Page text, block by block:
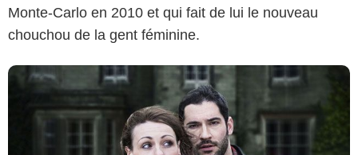
Monte-Carlo en 2010 et qui fait de lui le nouveau
chouchou de la gent féminine.